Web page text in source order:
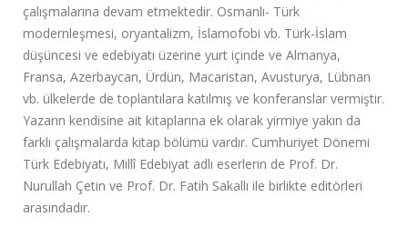
çalışmalarına devam etmektedir. Osmanlı- Türk
modernleşmesi, oryantalizm, İslamofobi vb. Türk-İslam
düşüncesi ve edebiyatı üzerine yurt içinde ve Almanya,
Fransa, Azerbaycan, Ürdün, Macaristan, Avusturya, Lübnan
vb. ülkelerde de toplantılara katılmış ve konferanslar vermiştir.
Yazarın kendisine ait kitaplarına ek olarak yirmiye yakın da
farklı çalışmalarda kitap bölümü vardır. Cumhuriyet Dönemi
Türk Edebiyatı, Millî Edebiyat adlı eserlerin de Prof. Dr.
Nurullah Çetin ve Prof. Dr. Fatih Sakallı ile birlikte editörleri
arasındadır.